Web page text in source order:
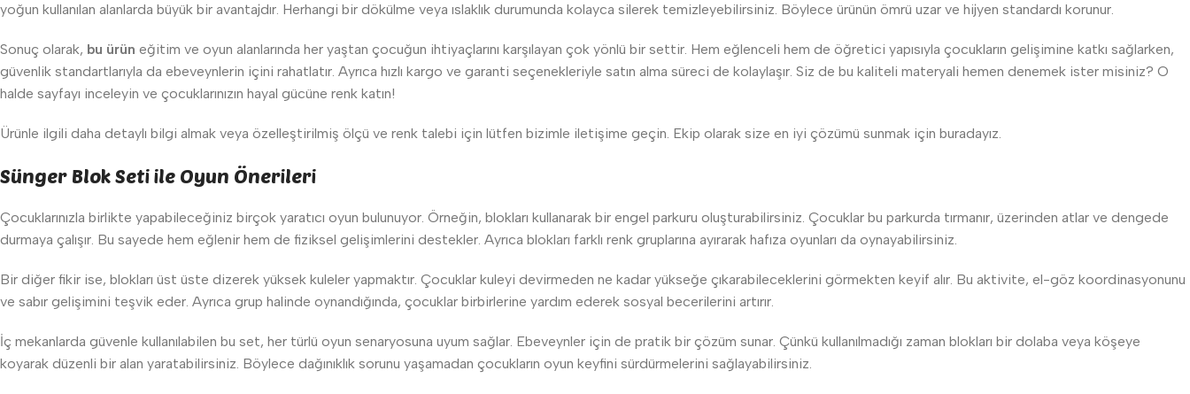
yoğun kullanılan alanlarda büyük bir avantajdır. Herhangi bir dökülme veya ıslaklık durumunda kolayca silerek temizleyebilirsiniz. Böylece ürünün ömrü uzar ve hijyen standardı korunur.
Sonuç olarak, bu ürün eğitim ve oyun alanlarında her yaştan çocuğun ihtiyaçlarını karşılayan çok yönlü bir settir. Hem eğlenceli hem de öğretici yapısıyla çocukların gelişimine katkı sağlarken,
güvenlik standartlarıyla da ebeveynlerin içini rahatlatır. Ayrıca hızlı kargo ve garanti seçenekleriyle satın alma süreci de kolaylaşır. Siz de bu kaliteli materyali hemen denemek ister misiniz? O
halde sayfayı inceleyin ve çocuklarınızın hayal gücüne renk katın!
Ürünle ilgili daha detaylı bilgi almak veya özelleştirilmiş ölçü ve renk talebi için lütfen bizimle iletişime geçin. Ekip olarak size en iyi çözümü sunmak için buradayız.
Sünger Blok Seti ile Oyun Önerileri
Çocuklarınızla birlikte yapabileceğiniz birçok yaratıcı oyun bulunuyor. Örneğin, blokları kullanarak bir engel parkuru oluşturabilirsiniz. Çocuklar bu parkurda tırmanır, üzerinden atlar ve dengede
durmaya çalışır. Bu sayede hem eğlenir hem de fiziksel gelişimlerini destekler. Ayrıca blokları farklı renk gruplarına ayırarak hafıza oyunları da oynayabilirsiniz.
Bir diğer fikir ise, blokları üst üste dizerek yüksek kuleler yapmaktır. Çocuklar kuleyi devirmeden ne kadar yükseğe çıkarabileceklerini görmekten keyif alır. Bu aktivite, el-göz koordinasyonunu
ve sabır gelişimini teşvik eder. Ayrıca grup halinde oynandığında, çocuklar birbirlerine yardım ederek sosyal becerilerini artırır.
İç mekanlarda güvenle kullanılabilen bu set, her türlü oyun senaryosuna uyum sağlar. Ebeveynler için de pratik bir çözüm sunar. Çünkü kullanılmadığı zaman blokları bir dolaba veya köşeye
koyarak düzenli bir alan yaratabilirsiniz. Böylece dağınıklık sorunu yaşamadan çocukların oyun keyfini sürdürmelerini sağlayabilirsiniz.